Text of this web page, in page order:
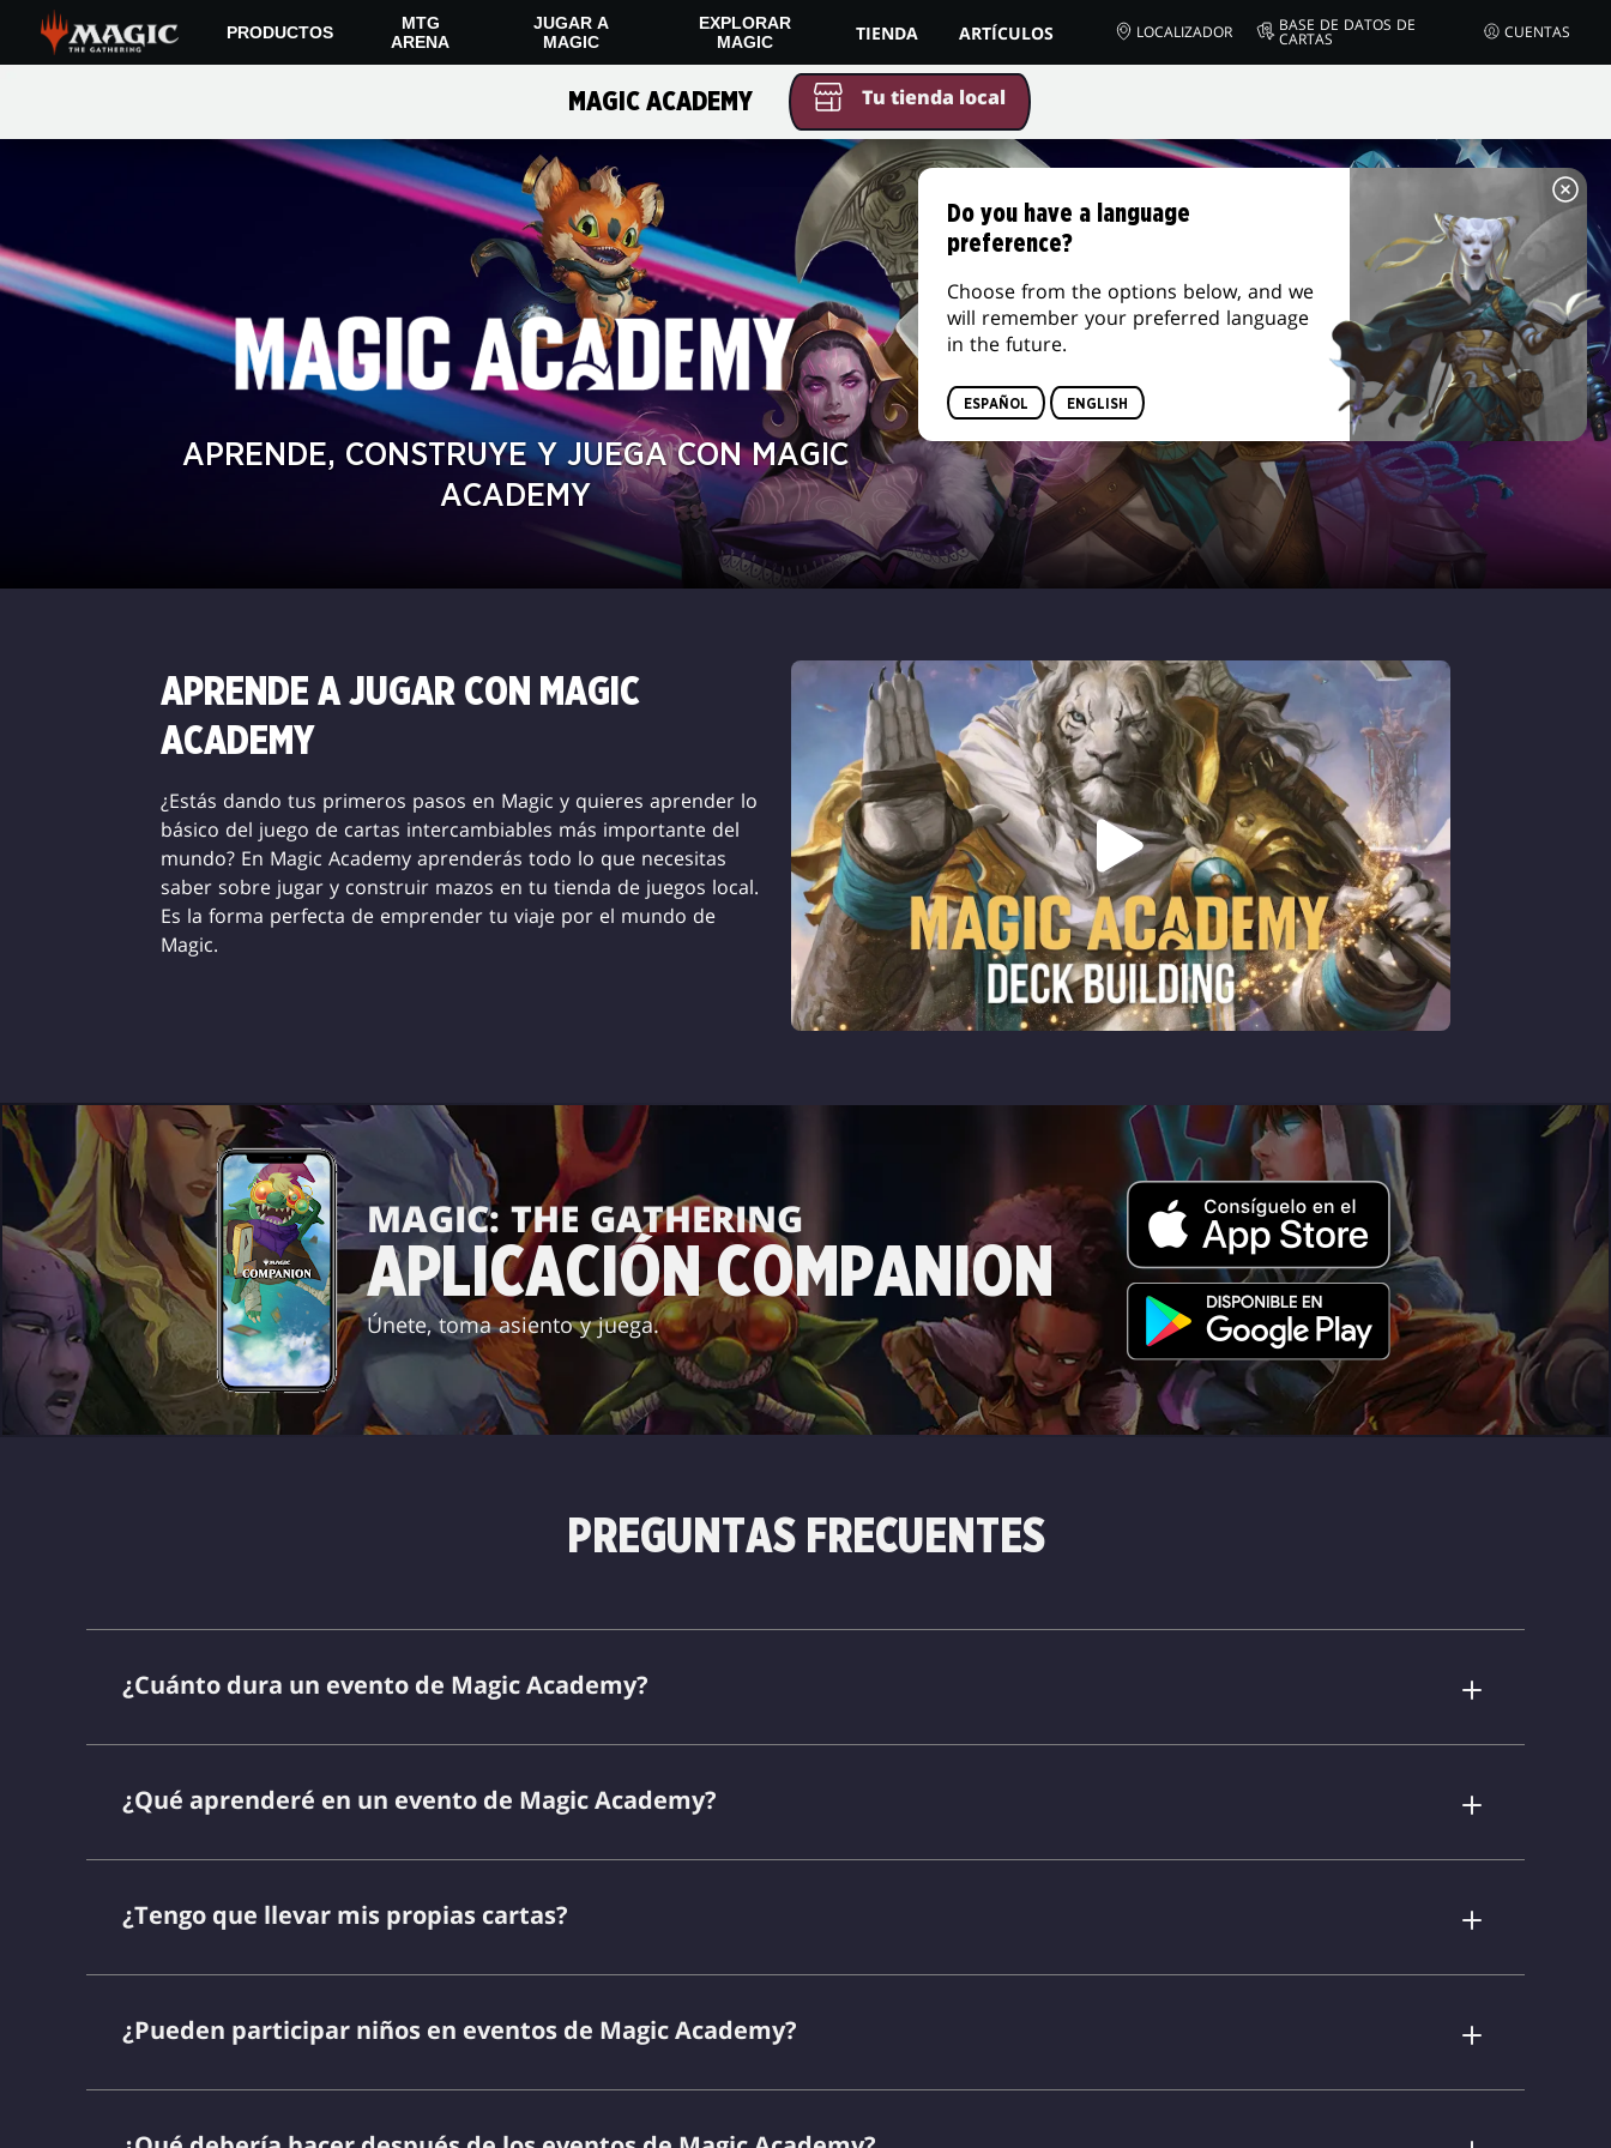
main
PRODUCTOS
MTG
ARENA
JUGAR A
MAGIC
EXPLORAR
MAGIC
TIENDA ARTÍCULOS LOCALIZADOR BASE DE DATOS DE
CARTAS CUENTAS
ACADEMY
MAGIC ACADEMY Tu tienda local
MAGIC
APRENDE, CONSTRUYE Y JUEGA CON MAGIC
ACADEMY
APRENDE A JUGAR CON MAGIC
ACADEMY
¿Estás dando tus primeros pasos en Magic y quieres aprender lo
básico del juego de cartas intercambiables más importante del
mundo? En Magic Academy aprenderás todo lo que necesitas
saber sobre jugar y construir mazos en tu tienda de juegos local.
Es la forma perfecta de emprender tu viaje por el mundo de
Magic.
MAGIC: THE GATHERING
APLICACIÓN COMPANION
Únete, toma asiento y juega.
PREGUNTAS FRECUENTES
¿Cuánto dura un evento de Magic Academy?
¿Qué aprenderé en un evento de Magic Academy?
¿Tengo que llevar mis propias cartas?
¿Pueden participar niños en eventos de Magic Academy?
Do you have a language
preference?
Choose from the options below, and we
will remember your preferred language
in the future.
ESPAÑOL ENGLISH